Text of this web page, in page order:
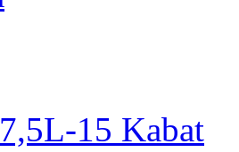
15 Kabat